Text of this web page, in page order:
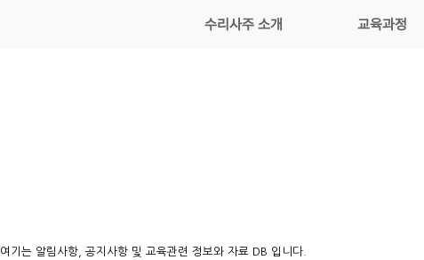
수리사주 소개 교육과정
여기는 알림사항, 공지사항 및 교육관련 정보와 자료 DB 입니다.